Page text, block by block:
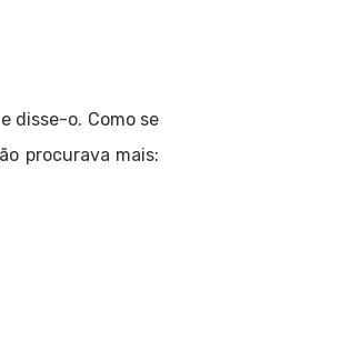
disse-o. Como se
procurava mais: